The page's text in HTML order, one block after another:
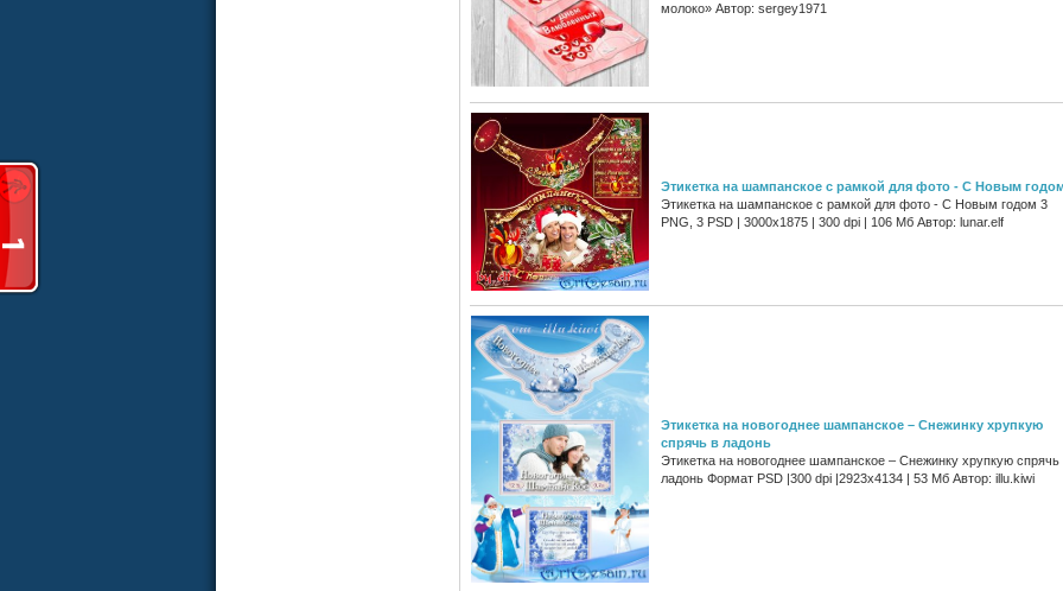
молоко» Автор: sergey1971
Этикетка на шампанское с рамкой для фото - С Новым
Этикетка на шампанское с рамкой для фото - С Новым годом 3
PNG, 3 PSD | 3000x1875 | 300 dpi | 106 Мб Автор: lunar.elf
Этикетка на новогоднее шампанское – Снежинку хрупкую
спрячь в ладонь
Этикетка на новогоднее шампанское – Снежинку хрупкую спрячь
ладонь Формат PSD |300 dpi |2923x4134 | 53 Мб Автор: illu.kiwi